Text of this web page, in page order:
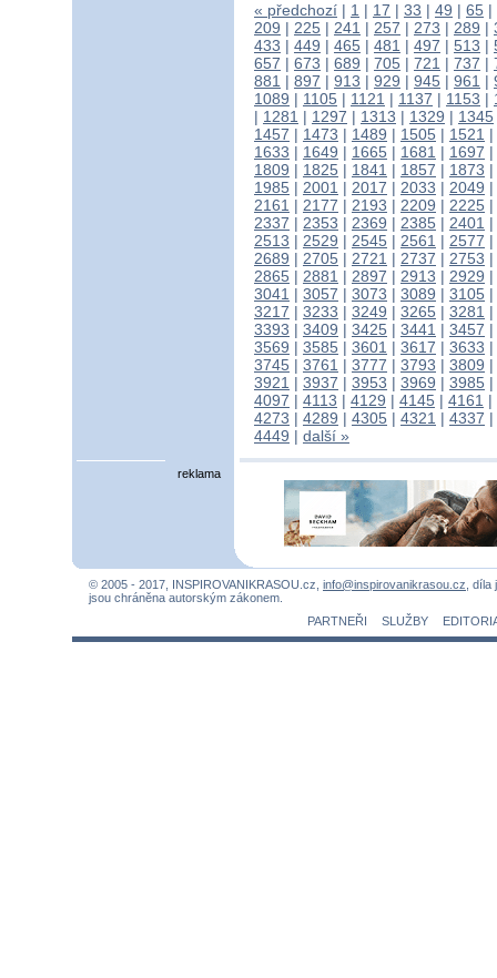
« předchozí | 1 | 17 | 33 | 49 | 65 |
209 | 225 | 241 | 257 | 273 | 289 |
433 | 449 | 465 | 481 | 497 | 513 |
657 | 673 | 689 | 705 | 721 | 737 |
881 | 897 | 913 | 929 | 945 | 961 |
1089 | 1105 | 1121 | 1137 | 1153 |
| 1281 | 1297 | 1313 | 1329 | 1345
1457 | 1473 | 1489 | 1505 | 1521 |
1633 | 1649 | 1665 | 1681 | 1697 |
1809 | 1825 | 1841 | 1857 | 1873 |
1985 | 2001 | 2017 | 2033 | 2049 |
2161 | 2177 | 2193 | 2209 | 2225 |
2337 | 2353 | 2369 | 2385 | 2401 |
2513 | 2529 | 2545 | 2561 | 2577 |
2689 | 2705 | 2721 | 2737 | 2753 |
2865 | 2881 | 2897 | 2913 | 2929 |
3041 | 3057 | 3073 | 3089 | 3105 |
3217 | 3233 | 3249 | 3265 | 3281 |
3393 | 3409 | 3425 | 3441 | 3457 |
3569 | 3585 | 3601 | 3617 | 3633 |
3745 | 3761 | 3777 | 3793 | 3809 |
3921 | 3937 | 3953 | 3969 | 3985 |
4097 | 4113 | 4129 | 4145 | 4161 |
4273 | 4289 | 4305 | 4321 | 4337 |
4449 | další »
reklama
© 2005 - 2017, INSPIROVANIKRASOU.cz, info@inspirovanikrasou.cz, díla
jsou chráněna autorským zákonem.
PARTNEŘI
SLUŽBY